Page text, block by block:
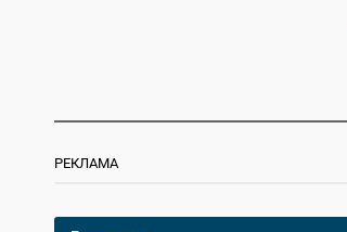
РЕКЛАМА